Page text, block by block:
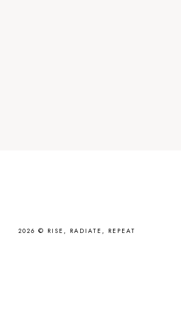
2026 © RISE, RADIATE, REPEAT